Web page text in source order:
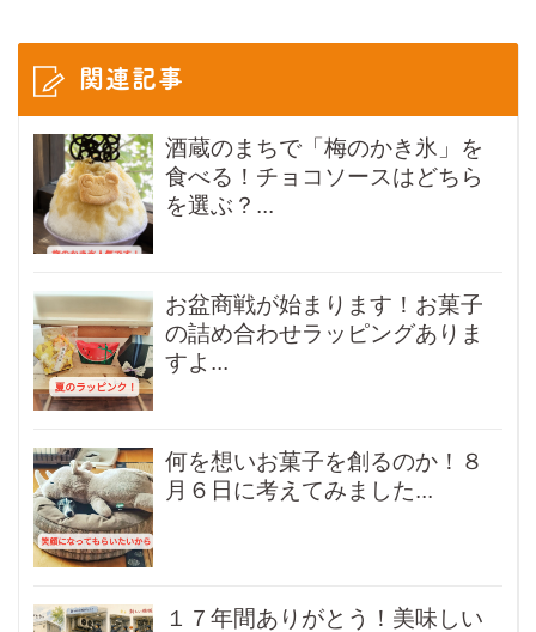
関連記事
酒蔵のまちで「梅のかき氷」を
食べる！チョコソースはどちら
を選ぶ？...
お盆商戦が始まります！お菓子
の詰め合わせラッピングありま
すよ...
何を想いお菓子を創るのか！８
月６日に考えてみました...
１７年間ありがとう！美味しい